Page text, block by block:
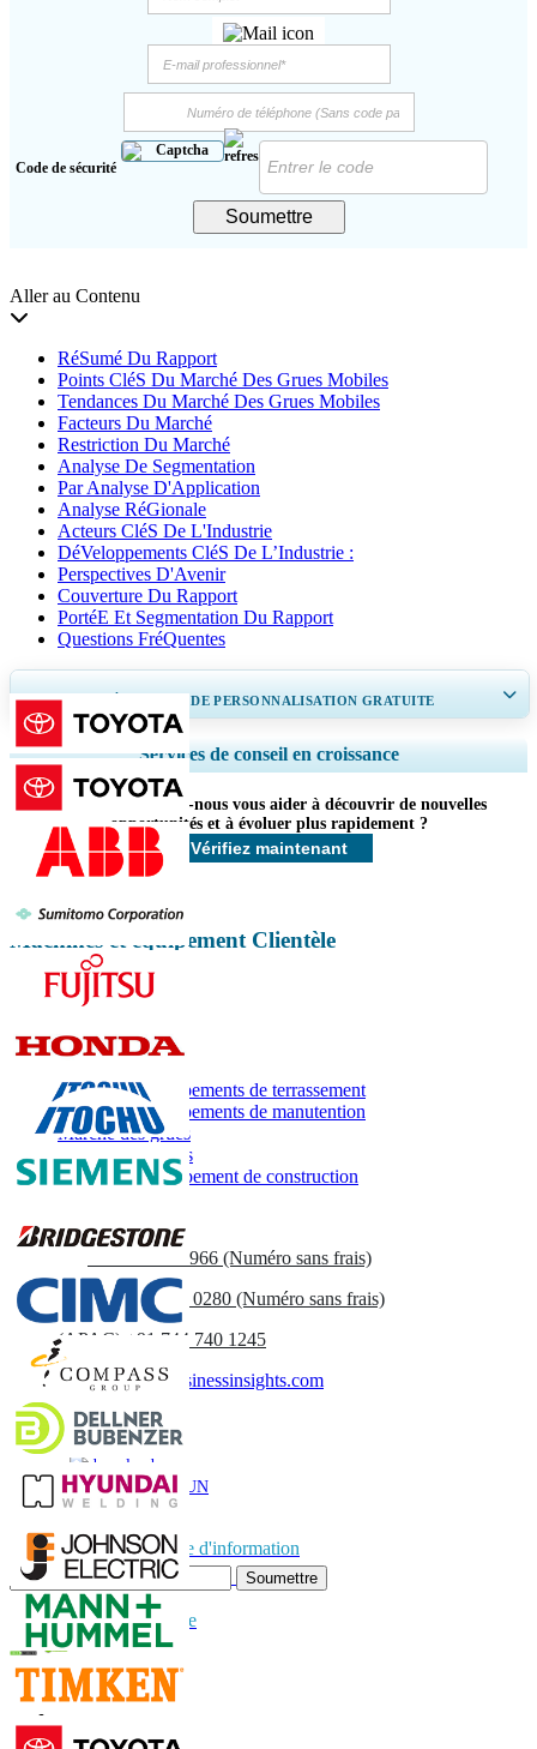
Code de sécurité
Soumettre
Aller au Contenu
RéSumé Du Rapport
Points CléS Du Marché Des Grues Mobiles
Tendances Du Marché Des Grues Mobiles
Facteurs Du Marché
Restriction Du Marché
Analyse De Segmentation
Par Analyse D'Application
Analyse RéGionale
Acteurs CléS De L'Industrie
DéVeloppements CléS De L’Industrie :
Perspectives D'Avenir
Couverture Du Rapport
PortéE Et Segmentation Du Rapport
Questions FréQuentes
OBTENEZ 30 À 60 DE PERSONNALISATION GRATUITE
Ampliar a cobertura regional e por país, Análise de segmentos, Perfis de
empresas, Benchmarking competitivo, e insights sobre o usuário final.
Personnaliser maintenant
Services de conseil en croissance
Comment pouvons-nous vous aider à découvrir de nouvelles
opportunités et à évoluer plus rapidement ?
Vérifiez maintenant
Machines et équipement Clientèle
Rapports associés
Marché des équipements de terrassement
Marché des équipements de manutention
Marché des grues
Marché des pelles
Marché de l'équipement de construction
+1 833 909 2966 (Numéro sans frais)
+44 808 502 0280 (Numéro sans frais)
(APAC) +91 744 740 1245
sales@fortunebusinessinsights.com
Appel
E-mail
TÉLÉCHARGER UN
EXEMPLE
Abonnez-vous à la lettre d'information
Soumettre
Faites confiance en ligne